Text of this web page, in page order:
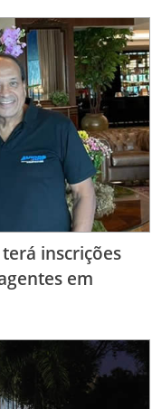
inscrições
em